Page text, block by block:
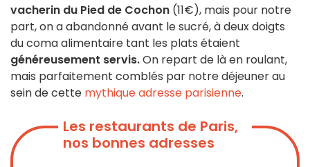
vacherin du Pied de Cochon (11€), mais pour notre
part, on a abandonné avant le sucré, à deux doigts
du coma alimentaire tant les plats étaient
généreusement servis.On repart de là en roulant,
mais parfaitement comblés par notre déjeuner au
sein de cette mythique adresse parisienne.
Les restaurants de Paris,
nos bonnes adresses